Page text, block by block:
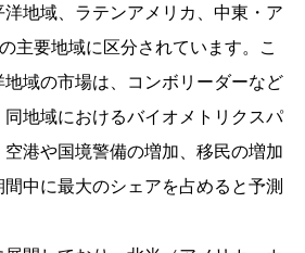
地域、ラテンアメリカ、中東・ア
主要地域に区分されています。こ
域の市場は、コンボリーダーなど
地域におけるバイオメトリクスパ
港や国境警備の増加、移民の増加
中に最大のシェアを占めると予測